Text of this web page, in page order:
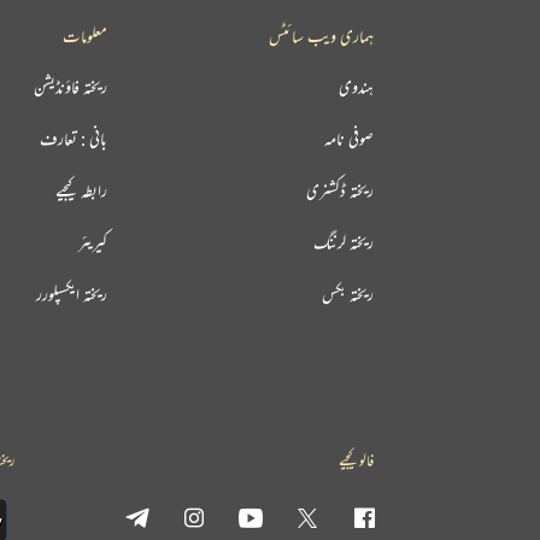
معلومات
ریختہ فاؤنڈیشن
بانی : تعارف
رابطہ کیجیے
کیریئر
ریختہ ایکسپلورر
ہماری ویب سائٹس
ہندوی
صوفی نامہ
ریختہ ڈکشنری
ریختہ لرننگ
ریختہ بکس
فالو کیجیے